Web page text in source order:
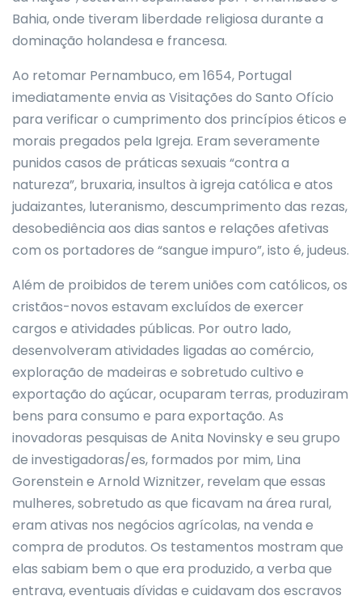
Bahia, onde tiveram liberdade religiosa durante a
dominação holandesa e francesa.
Ao retomar Pernambuco, em 1654, Portugal
imediatamente envia as Visitações do Santo Ofício
para verificar o cumprimento dos princípios éticos e
morais pregados pela Igreja. Eram severamente
punidos casos de práticas sexuais “contra a
natureza”, bruxaria, insultos à igreja católica e atos
judaizantes, luteranismo, descumprimento das rezas,
desobediência aos dias santos e relações afetivas
com os portadores de “sangue impuro”, isto é, judeus.
Além de proibidos de terem uniões com católicos, os
cristãos-novos estavam excluídos de exercer
cargos e atividades públicas. Por outro lado,
desenvolveram atividades ligadas ao comércio,
exploração de madeiras e sobretudo cultivo e
exportação do açúcar, ocuparam terras, produziram
bens para consumo e para exportação. As
inovadoras pesquisas de Anita Novinsky e seu grupo
de investigadoras/es, formados por mim, Lina
Gorenstein e Arnold Wiznitzer, revelam que essas
mulheres, sobretudo as que ficavam na área rural,
eram ativas nos negócios agrícolas, na venda e
compra de produtos. Os testamentos mostram que
elas sabiam bem o que era produzido, a verba que
entrava, eventuais dívidas e cuidavam dos escravos